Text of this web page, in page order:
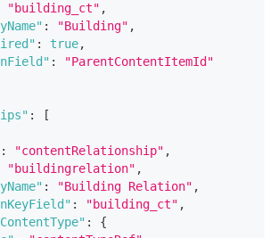
"building_ct" ,
: "Building" ,
: true,
:
"ParentContentItemId"
:
[
: "contentRelationship" ,
"buildingrelation" ,
: "Building Relation" ,
: "building_ct" ,
:
{